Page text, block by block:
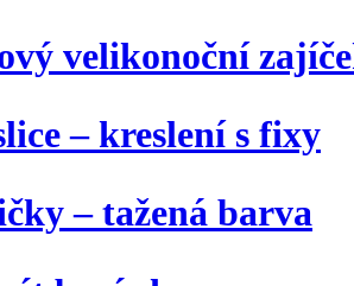
velikonoční
– kreslení s fixy
– tažená barva